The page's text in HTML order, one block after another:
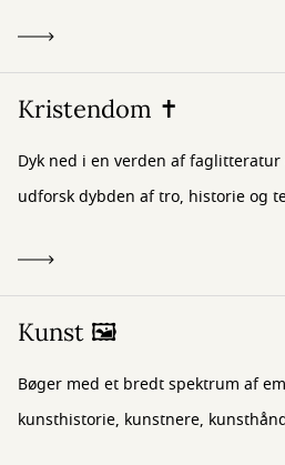
Kristendom ✝️
Dyk ned i en verden af
udforsk dybden af tro, historie og
Kunst 🖼️
Bøger med et bredt spektrum af
kunsthistorie, kunstnere,